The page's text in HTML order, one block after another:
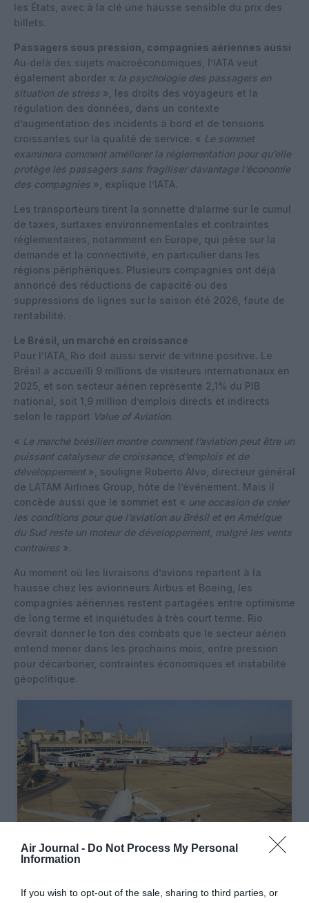
Air Journal - Do Not Process My Personal
Information
If you wish to opt-out of the sale, sharing to third parties, or
les États, avec à la clé une hausse sensible du prix des
billets.
Passagers sous pression, compagnies aériennes aussi
Au‑delà des sujets macroéconomiques, l’IATA veut
également aborder « la psychologie des passagers en
situation de stress », les droits des voyageurs et la
régulation des données, dans un contexte
d’augmentation des incidents à bord et de tensions
croissantes sur la qualité de service. « Le sommet
examinera comment améliorer la réglementation pour qu’elle
protège les passagers sans fragiliser davantage l’économie
des compagnies », explique l’IATA.
Les transporteurs tirent la sonnette d’alarme sur le cumul
de taxes, surtaxes environnementales et contraintes
réglementaires, notamment en Europe, qui pèse sur la
demande et la connectivité, en particulier dans les
régions périphériques. Plusieurs compagnies ont déjà
annoncé des réductions de capacité ou des
suppressions de lignes sur la saison été 2026, faute de
rentabilité.
Le Brésil, un marché en croissance
Pour l’IATA, Rio doit aussi servir de vitrine positive. Le
Brésil a accueilli 9 millions de visiteurs internationaux en
2025, et son secteur aérien représente 2,1% du PIB
national, soit 1,9 million d’emplois directs et indirects
selon le rapport Value of Aviation.
« Le marché brésilien montre comment l’aviation peut être un
puissant catalyseur de croissance, d’emplois et de
développement », souligne Roberto Alvo, directeur général
de LATAM Airlines Group, hôte de l’événement. Mais il
concède aussi que le sommet est « une occasion de créer
les conditions pour que l’aviation au Brésil et en Amérique
du Sud reste un moteur de développement, malgré les vents
contraires ».
Au moment où les livraisons d’avions repartent à la
hausse chez les avionneurs Airbus et Boeing, les
compagnies aériennes restent partagées entre optimisme
de long terme et inquiétudes à très court terme. Rio
devrait donner le ton des combats que le secteur aérien
entend mener dans les prochains mois, entre pression
pour décarboner, contraintes économiques et instabilité
géopolitique.